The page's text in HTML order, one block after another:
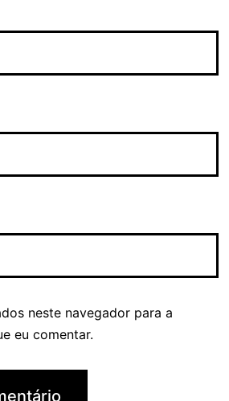
neste navegador para a
eu comentar.